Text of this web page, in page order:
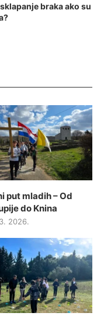
braka ako su
put mladih – Od
do Knina
2026.